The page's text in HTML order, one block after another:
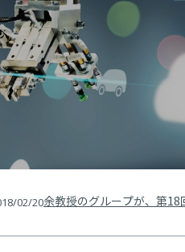
02/20余教授のグループが、第18